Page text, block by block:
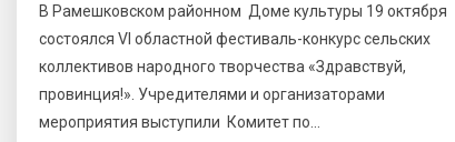
В Рамешковском районном Доме культуры 19 октября
состоялся VI областной фестиваль-конкурс сельских
коллективов народного творчества «Здравствуй,
провинция!». Учредителями и организаторами
мероприятия выступили Комитет по...